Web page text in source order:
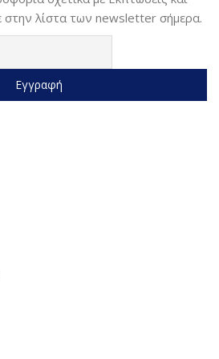
λίστα των newsletter σήμερα.